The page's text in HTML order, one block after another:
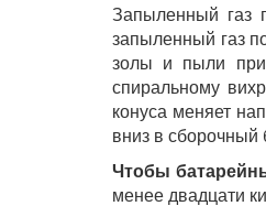
Запыленный газ
запыленный газ
золы и пыли
спиральному
конуса меняет
вниз в сборочный
Чтобы
менее двадцати